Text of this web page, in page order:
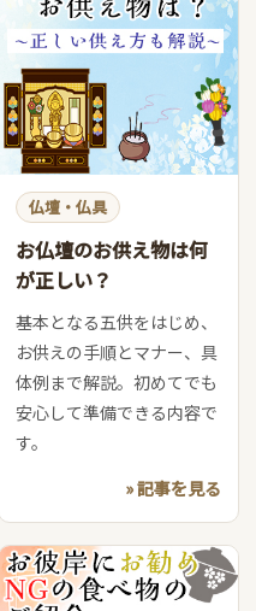
仏壇・仏具
お仏壇のお供え物は何
が正しい？
基本となる五供をはじめ、
お供えの手順とマナー、具
体例まで解説。初めてでも
安心して準備できる内容で
す。
» 記事を見る